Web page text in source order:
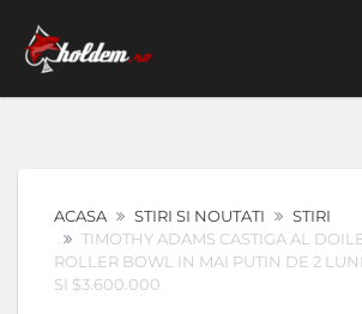
ACASA STIRI SI NOUTATI
STIRI
TIMOTHY ADAMS CASTIGA AL
ROLLER BOWL IN MAI PUTIN DE 2
SI $3.600.000